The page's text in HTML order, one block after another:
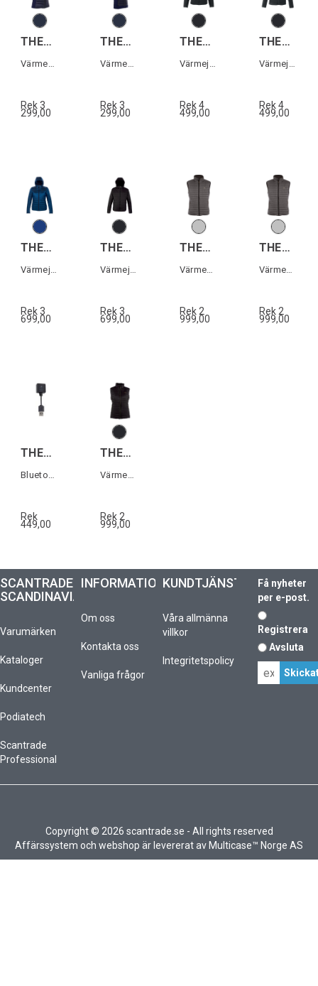
THERM-IC POW.VEST URBAN WMN
Värmeväst (inkl U-pack, exkl.Powerbank)
Rek 3
299,00
THERM-IC POW.VEST URBAN MEN
Värmeväst (inkl U-pack, exkl.Powerbank)
Rek 3
299,00
THERM-IC POWER JKT SPEED WMN
Värmejacka (inkl U-pack, exkl.Powerbank)
Rek 4
499,00
THERM-IC POWER JKT SPEED MEN
Värmejacka (inkl U-pack, exkl.Powerbank)
Rek 4
499,00
THERM-IC POWER JKT CASUAL WMN
Rek 3
699,00
THERM-IC POWER JKT CASUAL MEN
Rek 3
699,00
THERM-IC POWER VEST HEAT WOMEN
Rek 2
999,00
THERM-IC POWER VEST HEAT MEN
Rek 2
999,00
THERM-IC U-PACK USB BLUETOOTH DONGLE
Bluetooth-kabel för powerbank
Rek
449,00
THERM-IC POWER VEST HEAT WOMEN
Värmeväst (inkl U-pack, exkl.Powerbank)
Rek 2
999,00
SCANTRADE
SCANDINAVIA
Varumärken
Kataloger
Kundcenter
Podiatech
Scantrade
Professional
INFORMATION
Om oss
Kontakta oss
Vanliga frågor
KUNDTJÄNST
Våra allmänna
villkor
Integritetspolicy
Få nyheter
per e-post.
Registrera
Avsluta
Copyright © 2026 scantrade.se - All rights reserved
Affärssystem och webshop är levererat av Multicase™ Norge AS